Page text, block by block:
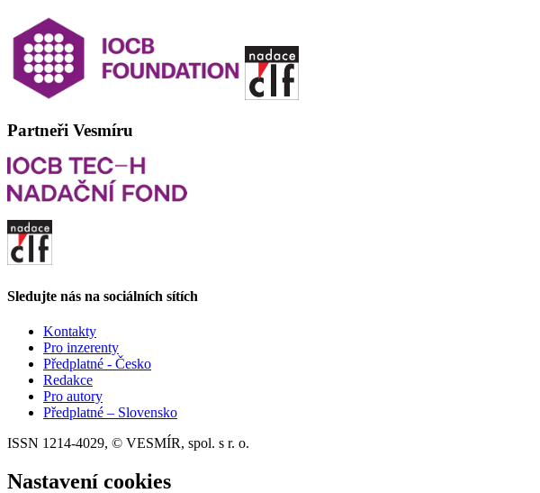
Partneři Vesmíru
Sledujte nás na sociálních sítích
Kontakty
Pro inzerenty
Předplatné - Česko
Redakce
Pro autory
Předplatné – Slovensko
ISSN 1214-4029, © VESMÍR, spol. s r. o.
Nastavení cookies